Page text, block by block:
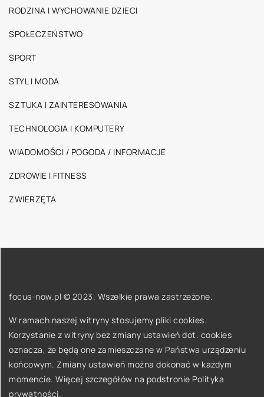
RODZINA I WYCHOWANIE DZIECI
SPOŁECZEŃSTWO
SPORT
STYL I MODA
SZTUKA I ZAINTERESOWANIA
TECHNOLOGIA I KOMPUTERY
WIADOMOŚCI / POGODA / INFORMACJE
ZDROWIE I FITNESS
ZWIERZĘTA
focus-now.pl © 2023. Wszelkie prawa zastrzeżone.
W ramach naszej witryny stosujemy pliki cookies.
Korzystanie z witryny bez zmiany ustawień dot. cookies
oznacza, że będą one zamieszczane w Państwa urządzeniu
końcowym. Zmiany ustawień można dokonać w każdym
momencie. Więcej szczegółów na podstronie Polityka
prywatności.